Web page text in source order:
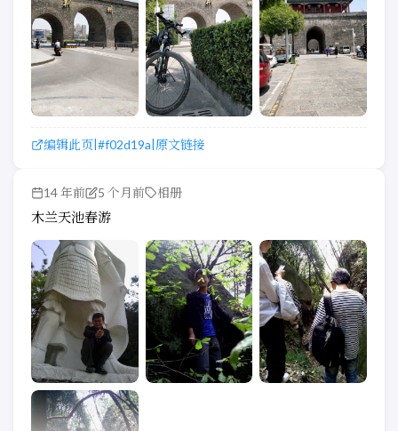
编辑此页 #f02d19a 原文链接
14 年前 5 个月前 相册
木兰天池春游